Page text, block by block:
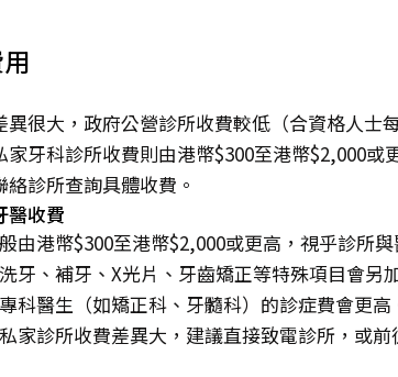
異很大，政府公營診所收費較低（合資格人士
家牙科診所收費則由港幣$300至港幣$2,000
診所查詢具體收費。
醫收費
由港幣$300至港幣$2,000或更高，視乎診所與
牙、補牙、X光片、牙齒矯正等特殊項目會另
科醫生（如矯正科、牙髓科）的診症費會更高
家診所收費差異大，建議直接致電診所，或前